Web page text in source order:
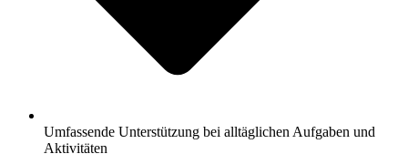
Umfassende Unterstützung bei alltäglichen Aufgaben und
Aktivitäten